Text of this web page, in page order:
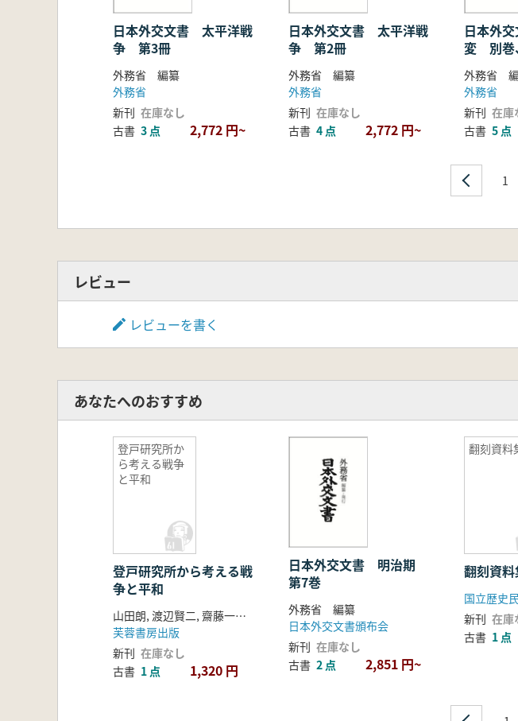
1 戦争協力をめぐる対独伊施策
2 独伊の降伏
四 対ソ関係の展開
1 対ソ諸問題の解決
1 北樺太利権問題
2 漁業問題
日本外交文書 太平洋戦
争 第3冊
外務省 編纂
外務省
新刊 在庫なし
古書 3 点 2,772 円~
日本外交文書 太平洋戦
争 第2冊
外務省 編纂
外務省
新刊 在庫なし
古書 4 点 2,772 円~
日本外
変 別巻
外務省
外務省
新刊 在庫
古書 5 点
1
レビュー
レビューを書く
あなたへのおすすめ
登戸研究所か
ら考える戦争
と平和
登戸研究所から考える戦
争と平和
山田朗, 渡辺賢二, 齋藤一晴 著
芙蓉書房出版
新刊 在庫なし
古書 1 点 1,320 円
日本外交文書 明治期
第7巻
外務省 編纂
日本外交文書頒布会
新刊 在庫なし
古書 2 点 2,851 円~
翻刻資料
翻刻資
国立歴史
新刊 在庫
古書 1 点